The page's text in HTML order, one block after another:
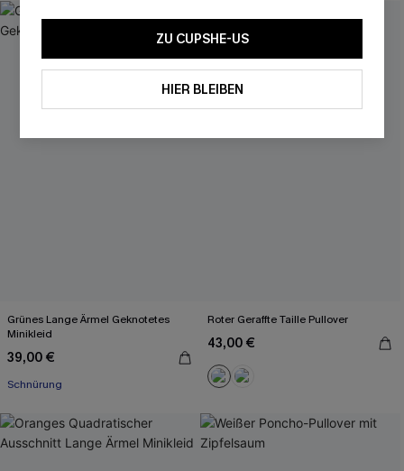
Grünes Lange Ärmel Geknotetes
Minikleid
39,00 €
Schnürung
Roter Geraffte Taille Pullover
43,00 €
ZU CUPSHE-US
HIER BLEIBEN